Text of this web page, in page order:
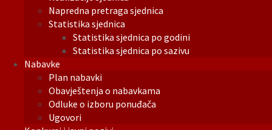
Napredna pretraga sjednica
Statistika sjednica
Statistika sjednica po godini
Statistika sjednica po sazivu
Nabavke
Plan nabavki
Obavještenja o nabavkama
Odluke o izboru ponuđača
Ugovori